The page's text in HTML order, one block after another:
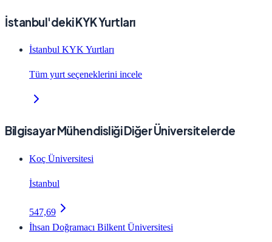
İstanbul'deki KYK Yurtları
İstanbul KYK Yurtları
Tüm yurt seçeneklerini incele
Bilgisayar Mühendisliği Diğer Üniversitelerde
Koç Üniversitesi
İstanbul
547,69
İhsan Doğramacı Bilkent Üniversitesi